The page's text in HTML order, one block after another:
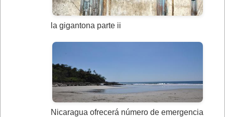
la gigantona parte ii
Nicaragua ofrecerá número de emergencia